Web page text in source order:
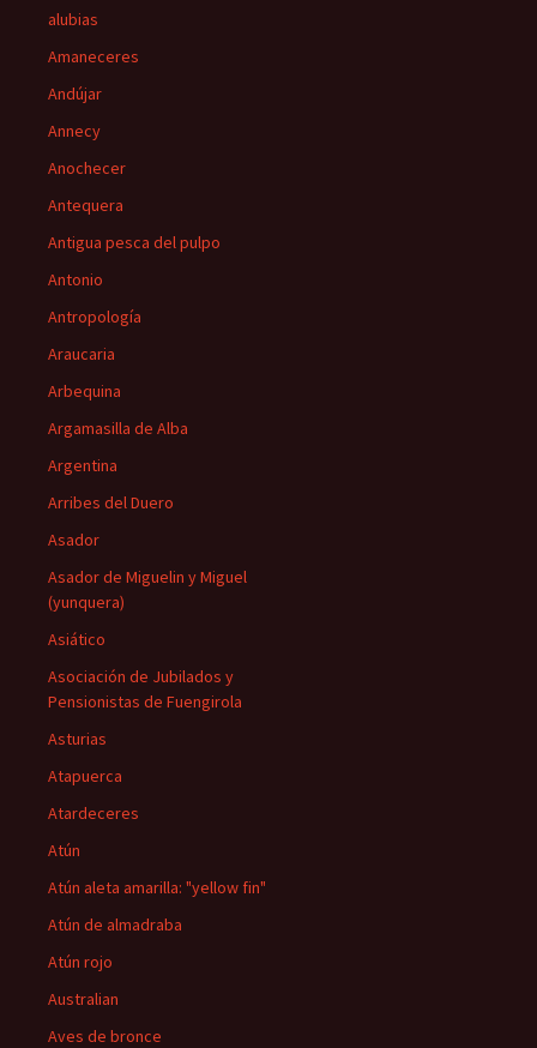
alubias
Amaneceres
Andújar
Annecy
Anochecer
Antequera
Antigua pesca del pulpo
Antonio
Antropología
Araucaria
Arbequina
Argamasilla de Alba
Argentina
Arribes del Duero
Asador
Asador de Miguelin y Miguel
(yunquera)
Asiático
Asociación de Jubilados y
Pensionistas de Fuengirola
Asturias
Atapuerca
Atardeceres
Atún
Atún aleta amarilla: "yellow fin"
Atún de almadraba
Atún rojo
Australian
Aves de bronce